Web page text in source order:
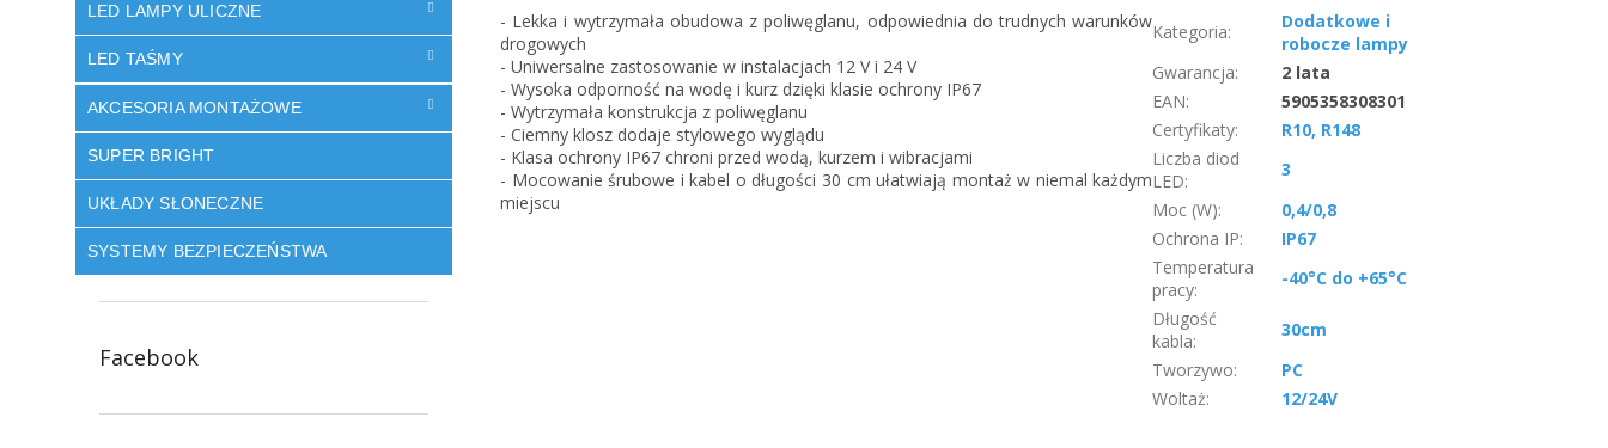
LED LAMPY ULICZNE
LED TAŚMY
AKCESORIA MONTAŻOWE
SUPER BRIGHT
UKŁADY SŁONECZNE
SYSTEMY BEZPIECZEŃSTWA
Facebook
- Lekka i wytrzymała obudowa z poliwęglanu, odpowiednia do trudnych warunków
drogowych
- Uniwersalne zastosowanie w instalacjach 12 V i 24 V
- Wysoka odporność na wodę i kurz dzięki klasie ochrony IP67
- Wytrzymała konstrukcja z poliwęglanu
- Ciemny klosz dodaje stylowego wyglądu
- Klasa ochrony IP67 chroni przed wodą, kurzem i wibracjami
- Mocowanie śrubowe i kabel o długości 30 cm ułatwiają montaż w niemal każdym
miejscu
Kategoria:
Dodatkowe i
robocze lampy
Gwarancja:
2 lata
EAN:
5905358308301
Certyfikaty:
R10, R148
Liczba diod
LED:
3
Moc (W):
0,4/0,8
Ochrona IP:
IP67
Temperatura
pracy:
-40°C do +65°C
Długość
kabla:
30cm
Tworzywo:
PC
Woltaż: 12/24V